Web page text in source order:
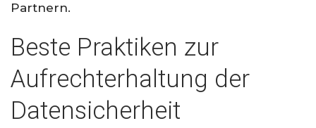
Partnern.
Beste Praktiken zur
Aufrechterhaltung der
Datensicherheit